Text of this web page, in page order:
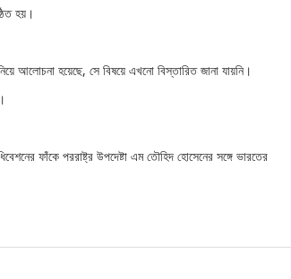
হয়।
আলোচনা হয়েছে, সে বিষয়ে এখনো বিস্তারিত জানা যায়নি।
ফাঁকে পররাষ্ট্র উপদেষ্টা এম তৌহিদ হোসেনের সঙ্গে ভারতের